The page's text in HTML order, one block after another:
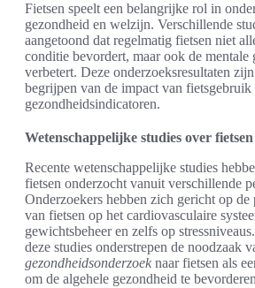
Fietsen speelt een belangrijke rol in
gezondheid en welzijn. Verschillende
aangetoond dat regelmatig fietsen niet
conditie bevordert, maar ook de mentale
verbetert. Deze onderzoeksresultaten
begrijpen van de impact van fietsgebruik
gezondheidsindicatoren.
Wetenschappelijke studies over fietsen
Recente wetenschappelijke studies
fietsen onderzocht vanuit verschillende
Onderzoekers hebben zich gericht op de
van fietsen op het cardiovasculaire
gewichtsbeheer en zelfs op
deze studies onderstrepen de noodzaak
gezondheidsonderzoek naar fietsen als
om de algehele gezondheid te